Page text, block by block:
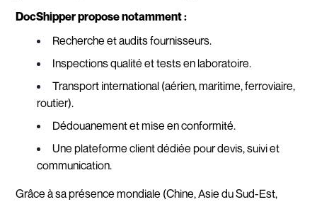
DocShipper propose notamment :
Recherche et audits fournisseurs.
Inspections qualité et tests en laboratoire.
Transport international (aérien, maritime, ferroviaire,
routier).
Dédouanement et mise en conformité.
Une plateforme client dédiée pour devis, suivi et
communication.
Grâce à sa présence mondiale (Chine, Asie du Sud-Est,